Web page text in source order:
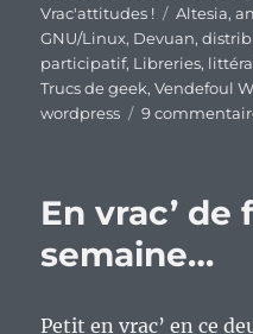
Vrac'attitudes !
Altesia,
GNU/Linux, Devuan,
participatif, Libreries,
Trucs de geek,Vendefoul
wordpress
9
En vrac’ de
semaine…
Petit en vrac’ en ce